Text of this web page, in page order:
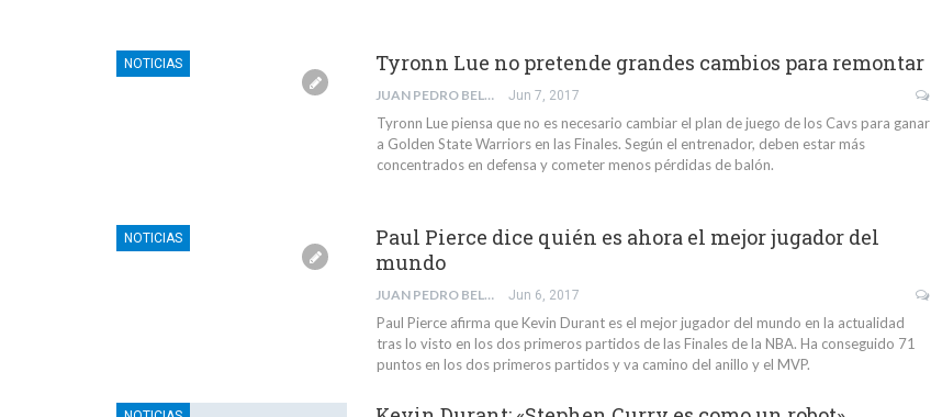
NOTICIAS Tyronn Lue no pretende grandes cambios para remontar
JUAN PEDRO BELMONTE GARCÍA Jun 7, 2017
Tyronn Lue piensa que no es necesario cambiar el plan de juego de los Cavs para ganar
a Golden State Warriors en las Finales. Según el entrenador, deben estar más
concentrados en defensa y cometer menos pérdidas de balón.
NOTICIAS
Paul Pierce dice quién es ahora el mejor jugador del
mundo
JUAN PEDRO BELMONTE GARCÍA Jun 6, 2017
Paul Pierce afirma que Kevin Durant es el mejor jugador del mundo en la actualidad
tras lo visto en los dos primeros partidos de las Finales de la NBA. Ha conseguido 71
puntos en los dos primeros partidos y va camino del anillo y el MVP.